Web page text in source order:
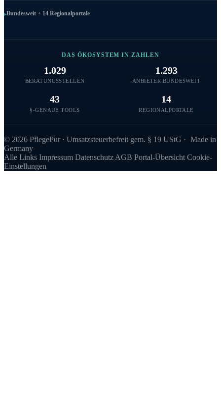
Bundesweit + 14 Regionalportale
DAS ÖKOSYSTEM IN ZAHLEN
1.029
BERATUNGSSTELLEN
1.293
ANBIETER BUNDESWEIT
43
§-GENAUE TOOLS
14
REGIONALPORTALE
© 2026 PflegePur · Umsatzsteuerbefreit gem. § 19 UStG · Made in
Germany
Alle Links Impressum Datenschutz AGB Portal-Übersicht Cookie-
Einstellungen